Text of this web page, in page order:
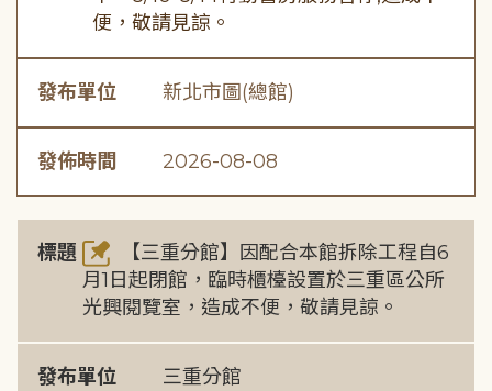
便，敬請見諒。
發布單位 新北市圖(總館)
發佈時間 2026-08-08
標題
【三重分館】因配合本館拆除工程自6
月1日起閉館，臨時櫃檯設置於三重區公所
光興閱覽室，造成不便，敬請見諒。
發布單位 三重分館